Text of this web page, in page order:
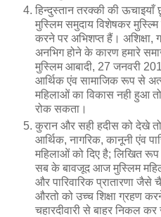
हिन्दुस्तान तरक्की की
मुस्लिम समुदाय विशेषकर
करने पर अभिशप्त हैं। अशिक्षा,
अनभिग होने के कारण हमारे
मुस्लिम आबादी, 27 जनवरी
आर्थिक एंव सामाजिक रूप से
महिलाओं का विकास नही हुआ
रोक सकता।
कुरान और सही हदीस को देखे तो
आर्थिक, नागरिक, कानूनी एंव
महिलाओं को दिए है; लिखित रूप
सब के बावजूद आज मुस्लिम
और पारिवारिक प्रातारणा
औरतो को उच्च शिक्षा ग्रहण
चहारदीवारी से बाहर निकल